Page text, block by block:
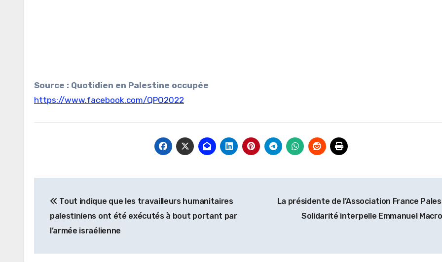
Source : Quotidien en Palestine occupée
https://www.facebook.com/QPO2022
de
l’article
Tout indique que les travailleurs humanitaires
palestiniens ont été exécutés à bout portant par
l’armée israélienne
La présidente de l’Association France
Solidarité interpelle Emmanuel